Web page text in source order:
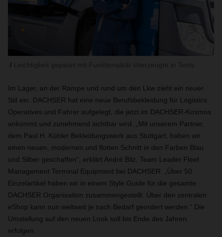
Im Lager, an der Rampe und rund um den Lkw zieht ein neuer
Stil ein. DACHSER hat eine neue Berufsbekleidung für Logistics
Operatives und Fahrer aufgelegt, die jetzt im DACHSER-Kosmos
ankommt und zunehmend sichtbar wird. „Mit unserem Partner,
dem Paul H. Kübler Bekleidungswerk aus Stuttgart, haben wir
einen neuen, modernen und flotten Schnitt in den Farben Blau
und Silber geschaffen“, erklärt André Bilz, Team Leader Fleet
Management Terminal Equipment bei DACHSER. „Über 50
Einzelartikel haben wir in einem Style Guide für die gesamte
DACHSER Organisation zusammengestellt. Über den zentralen
eShop kann nun weltweit je nach Bedarf geordert werden.“ Die
Umstellung auf den neuen Look soll bis Ende des Jahren
erfolgen.